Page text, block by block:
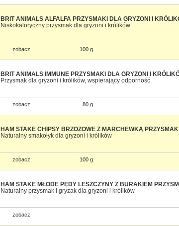
BRIT ANIMALS ALFALFA PRZYSMAKI DLA GRYZONI I
Niskokaloryczny przysmak dla gryzoni i królików
zobacz 100 g
BRIT ANIMALS IMMUNE PRZYSMAKI DLA GRYZONI I
Przysmak dla gryzoni i królików, wspierający odporność
zobacz 80 g
HAM STAKE CHIPSY BRZOZOWE Z MARCHEWKĄ
Naturalny smakołyk dla gryzoni i królików
zobacz 100 g
HAM STAKE MŁODE PĘDY LESZCZYNY Z BURAKIEM
Naturalny przysmak i gryzak dla gryzoni i królików
zobacz